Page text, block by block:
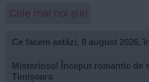
Cele mai noi știri
Ce facem astăzi, 9 august 2026,
Misterioso! Început romantic de
Timișoara